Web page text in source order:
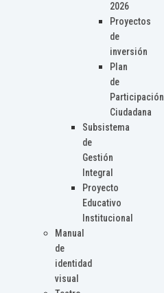
2026
Proyectos
de
inversión
Plan
de
Participación
Ciudadana
Subsistema
de
Gestión
Integral
Proyecto
Educativo
Institucional
Manual
de
identidad
visual